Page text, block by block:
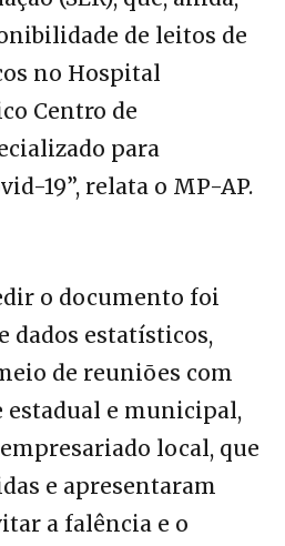
de leitos de
no Hospital
Centro de
para
19”, relata o MP-AP.
o documento foi
dados estatísticos,
de reuniões com
estadual e municipal,
local, que
e apresentaram
a falência e o